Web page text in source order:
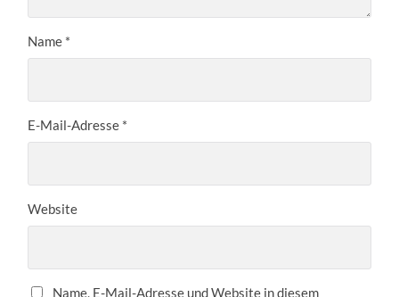
Name *
E-Mail-Adresse *
Website
Name, E-Mail-Adresse und Website in diesem